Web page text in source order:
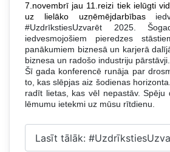
7.novembrī jau 11.reizi tiek ielūgti
uz lielāko uzņēmējdarbības
#UzdrīkstiesUzvarēt 2025.
iedvesmojošiem pieredzes
panākumiem biznesā un karjerā
biznesa un radošo industriju pārstāvji.
Šī gada konferencē runāja par
to, kas slēpjas aiz šodienas
radīt lietas, kas vēl nepastāv. Spēju
lēmumu ietekmi uz mūsu rītdienu.
Lasīt tālāk: